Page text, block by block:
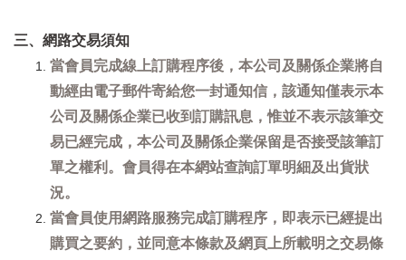
三、網路交易須知
當會員完成線上訂購程序後，本公司及關係企業將自
動經由電子郵件寄給您一封通知信，該通知僅表示本
公司及關係企業已收到訂購訊息，惟並不表示該筆交
易已經完成，本公司及關係企業保留是否接受該筆訂
單之權利。會員得在本網站查詢訂單明細及出貨狀
況。
當會員使用網路服務完成訂購程序，即表示已經提出
購買之要約，並同意本條款及網頁上所載明之交易條